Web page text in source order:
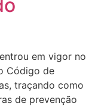
em vigor no
Código de
traçando como
de prevenção